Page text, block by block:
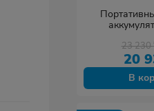
23 230
20
В